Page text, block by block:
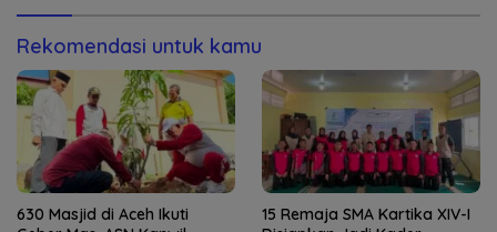
Rekomendasi untuk kamu
630 Masjid di Aceh Ikuti
15 Remaja SMA Kartika XIV-I